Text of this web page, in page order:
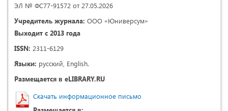
ЭЛ № ФС77-91572 от 27.05.2026
Учредитель журнала: ООО «Юниверсум»
Выходит с 2013 года
ISSN: 2311-6129
Языки: русский, English.
Размещается в eLIBRARY.RU
Скачать информационное письмо